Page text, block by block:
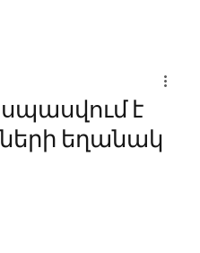
է
եղանակ